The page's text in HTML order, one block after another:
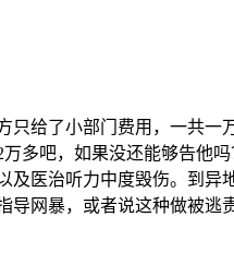
了小部门费用，一共一
多吧，如果没还能够告他
医治听力中度毁伤。到
网暴，或者说这种做被逃